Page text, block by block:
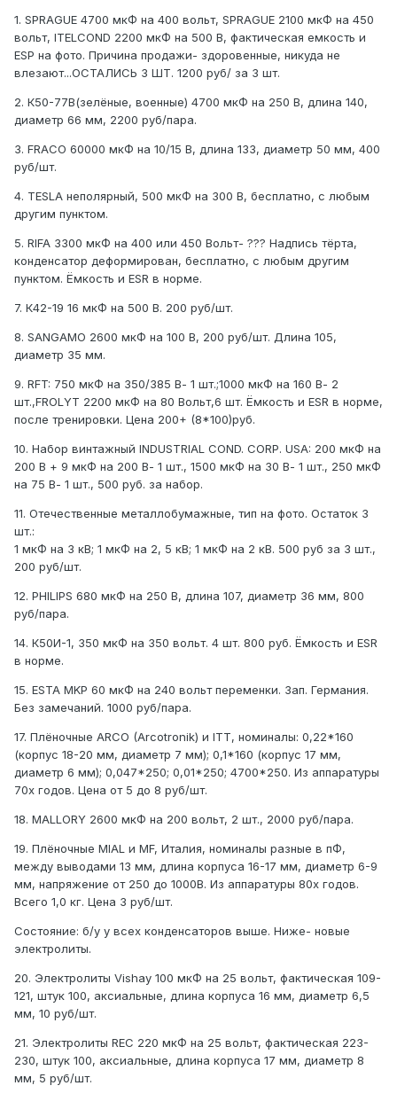
1. SPRAGUE 4700 мкФ на 400 вольт, SPRAGUE 2100 мкФ на 450
вольт, ITELCOND 2200 мкФ на 500 В, фактическая емкость и
ЕSР на фото. Причина продажи- здоровенные, никуда не
влезают...ОСТАЛИСЬ 3 ШТ. 1200 руб/ за 3 шт.
2. К50-77В(зелёные, военные) 4700 мкФ на 250 В, длина 140,
диаметр 66 мм, 2200 руб/пара.
3. FRACO 60000 мкФ на 10/15 В, длина 133, диаметр 50 мм, 400
руб/шт.
4. TESLA неполярный, 500 мкФ на 300 В, бесплатно, с любым
другим пунктом.
5. RIFA 3300 мкФ на 400 или 450 Вольт- ??? Надпись тёрта,
конденсатор деформирован, бесплатно, с любым другим
пунктом. Ёмкость и ESR в норме.
7. К42-19 16 мкФ на 500 В. 200 руб/шт.
8. SANGAMO 2600 мкФ на 100 В, 200 руб/шт. Длина 105,
диаметр 35 мм.
9. RFT: 750 мкФ на 350/385 В- 1 шт.;1000 мкФ на 160 В- 2
шт.,FROLYT 2200 мкФ на 80 Вольт,6 шт. Ёмкость и ESR в норме,
после тренировки. Цена 200+ (8*100)руб.
10. Набор винтажный INDUSTRIAL COND. CORP. USA: 200 мкФ на
200 В + 9 мкФ на 200 В- 1 шт., 1500 мкФ на 30 В- 1 шт., 250 мкФ
на 75 В- 1 шт., 500 руб. за набор.
11. Отечественные металлобумажные, тип на фото. Остаток 3
шт.:
1 мкФ на 3 кВ; 1 мкФ на 2, 5 кВ; 1 мкФ на 2 кВ. 500 руб за 3 шт.,
200 руб/шт.
12. PHILIPS 680 мкФ на 250 В, длина 107, диаметр 36 мм, 800
руб/пара.
14. К50И-1, 350 мкФ на 350 вольт. 4 шт. 800 руб. Ёмкость и ESR
в норме.
15. ESTA MKP 60 мкФ на 240 вольт переменки. Зап. Германия.
Без замечаний. 1000 руб/пара.
17. Плёночные ARCO (Arcotronik) и ITT, номиналы: 0,22*160
(корпус 18-20 мм, диаметр 7 мм); 0,1*160 (корпус 17 мм,
диаметр 6 мм); 0,047*250; 0,01*250; 4700*250. Из аппаратуры
70х годов. Цена от 5 до 8 руб/шт.
18. MALLORY 2600 мкФ на 200 вольт, 2 шт., 2000 руб/пара.
19. Плёночные MIAL и MF, Италия, номиналы разные в пФ,
между выводами 13 мм, длина корпуса 16-17 мм, диаметр 6-9
мм, напряжение от 250 до 1000В. Из аппаратуры 80х годов.
Всего 1,0 кг. Цена 3 руб/шт.
Состояние: б/у у всех конденсаторов выше. Ниже- новые
электролиты.
20. Электролиты Vishay 100 мкФ на 25 вольт, фактическая 109-
121, штук 100, аксиальные, длина корпуса 16 мм, диаметр 6,5
мм, 10 руб/шт.
21. Электролиты REC 220 мкФ на 25 вольт, фактическая 223-
230, штук 100, аксиальные, длина корпуса 17 мм, диаметр 8
мм, 5 руб/шт.